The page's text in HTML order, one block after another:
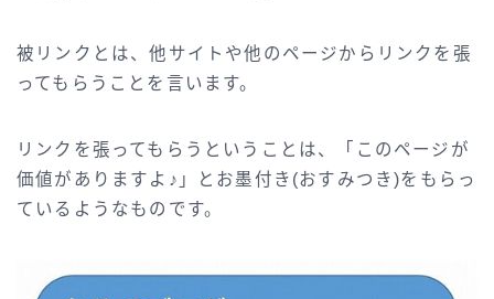
被リンクとは、他サイトや他のページからリンクを張
ってもらうことを言います。
リンクを張ってもらうということは、「このページが
価値がありますよ♪」とお墨付き(おすみつき)をもらっ
ているようなものです。